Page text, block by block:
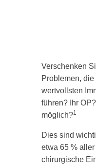
Verschenken
Problemen,
wertvollsten
führen? Ihr
möglich?1
Dies sind
etwa 65 %
chirurgische